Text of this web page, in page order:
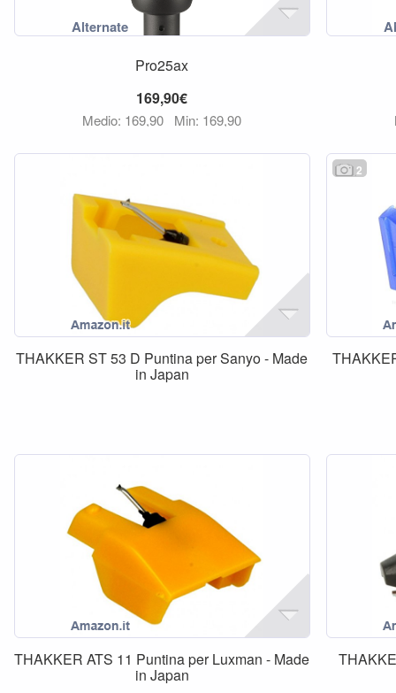
Pro25ax
169,90€
Medio: 169,90 Min: 169,90
THAKKER ST 53 D Puntina per Sanyo - Made
in Japan
2
THAKKER ATS 11 Puntina per Luxman - Made
in Japan